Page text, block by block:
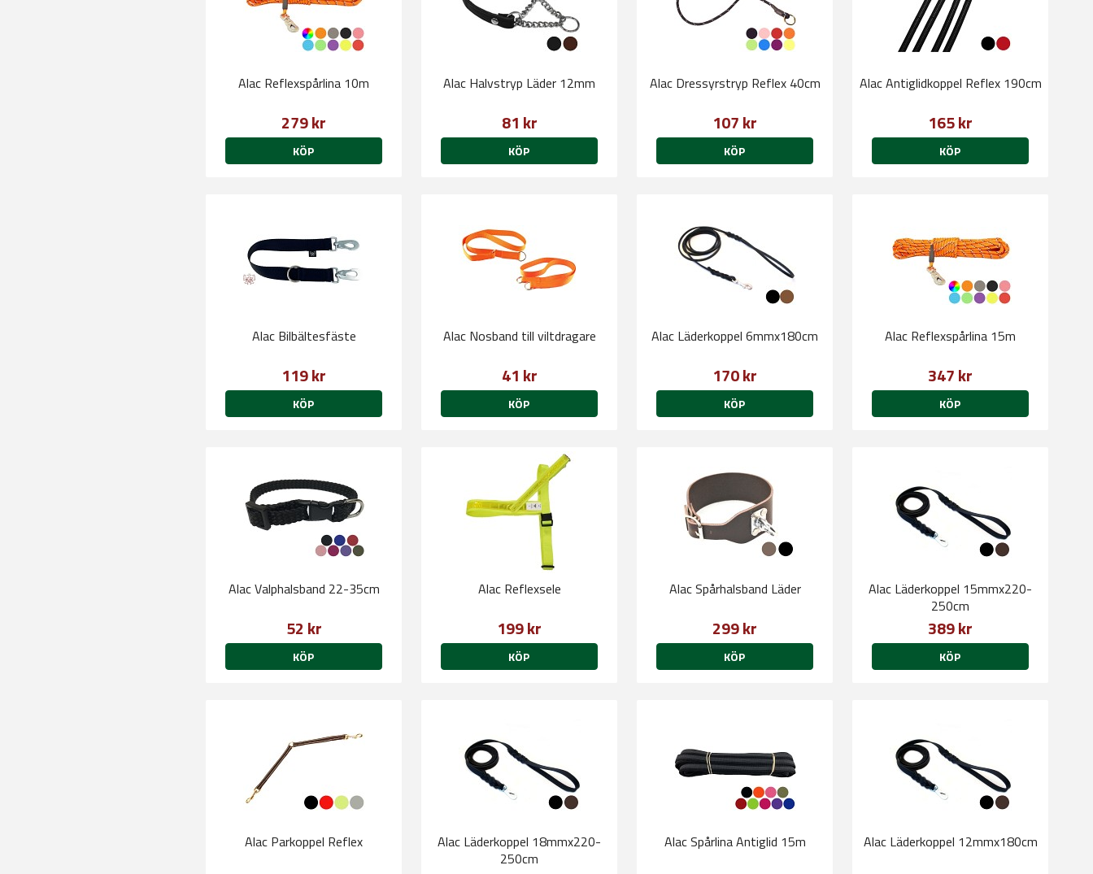
Alac Reflexspårlina 10m
279 kr
KÖP
Alac Halvstryp Läder 12mm
81 kr
KÖP
Alac Dressyrstryp Reflex 40cm
107 kr
KÖP
Alac Antiglidkoppel Reflex 190cm
165 kr
KÖP
Alac Bilbältesfäste
119 kr
KÖP
Alac Nosband till viltdragare
41 kr
KÖP
Alac Läderkoppel 6mmx180cm
170 kr
KÖP
Alac Reflexspårlina 15m
347 kr
KÖP
Alac Valphalsband 22-35cm
52 kr
KÖP
Alac Reflexsele
199 kr
KÖP
Alac Spårhalsband Läder
299 kr
KÖP
Alac Läderkoppel 15mmx220-
250cm
389 kr
KÖP
Alac Parkoppel Reflex
Alac Läderkoppel 18mmx220-
250cm
Alac Spårlina Antiglid 15m Alac Läderkoppel 12mmx180cm